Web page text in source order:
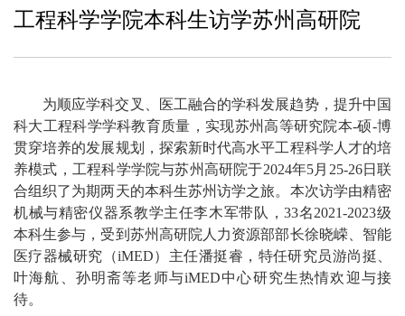
工程科学学院本科生访学苏州高研院
为顺应学科交叉、医工融合的学科发展趋势，提升中国
科大工程科学学科教育质量，实现苏州高等研究院本-硕-博
贯穿培养的发展规划，探索新时代高水平工程科学人才的培
养模式，工程科学学院与苏州高研院于2024年5月25-26日联
合组织了为期两天的本科生苏州访学之旅。本次访学由精密
机械与精密仪器系教学主任李木军带队，33名2021-2023级
本科生参与，受到苏州高研院人力资源部部长徐晓嵘、智能
医疗器械研究（iMED）主任潘挺睿，特任研究员游尚挺、
叶海航、孙明斋等老师与iMED中心研究生热情欢迎与接
待。